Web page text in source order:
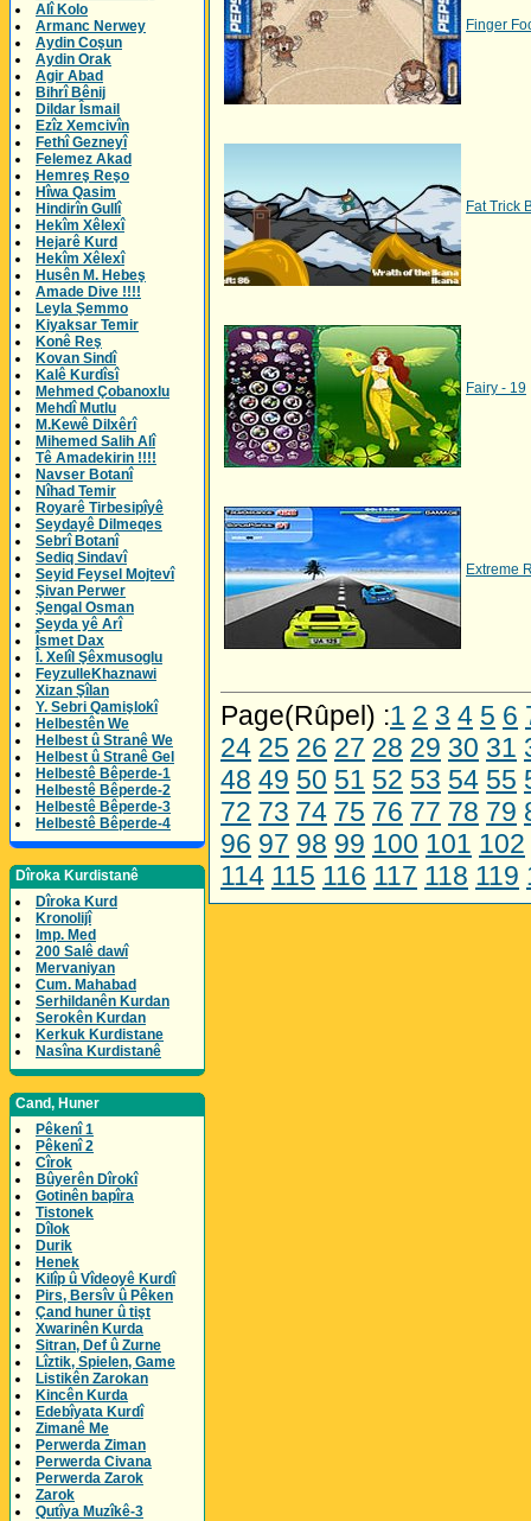
Alî Kolo
Armanc Nerwey
Aydin Coşun
Aydin Orak
Agir Abad
Bihrî Bênij
Dildar Îsmail
Ezîz Xemcivîn
Fethî Gezneyî
Felemez Akad
Hemreş Reşo
Hîwa Qasim
Hindirîn Gullî
Hekîm Xêlexî
Hejarê Kurd
Hekîm Xêlexî
Husên M. Hebeş
Amade Dive !!!!
Leyla Şemmo
Kiyaksar Temir
Konê Reş
Kovan Sindî
Kalê Kurdîsî
Mehmed Çobanoxlu
Mehdî Mutlu
M.Kewê Dilxêrî
Mihemed Salih Alî
Tê Amadekirin !!!!
Navser Botanî
Nîhad Temir
Royarê Tirbesipîyê
Seydayê Dilmeqes
Sebrî Botanî
Sediq Sindavî
Seyid Feysel Mojtevî
Şivan Perwer
Şengal Osman
Seyda yê Arî
Îsmet Dax
Î. Xelîl Şêxmusoglu
FeyzulleKhaznawi
Xizan Şîlan
Y. Sebri Qamişlokî
Helbestên We
Helbest û Stranê We
Helbest û Stranê Gel
Helbestê Bêperde-1
Helbestê Bêperde-2
Helbestê Bêperde-3
Helbestê Bêperde-4
Dîroka Kurdistanê
Dîroka Kurd
Kronolijî
Imp. Med
200 Salê dawî
Mervaniyan
Cum. Mahabad
Serhildanên Kurdan
Serokên Kurdan
Kerkuk Kurdistane
Nasîna Kurdistanê
Cand, Huner
Pêkenî 1
Pêkenî 2
Cîrok
Bûyerên Dîrokî
Gotinên bapîra
Tistonek
Dîlok
Durik
Henek
Kilîp û Vîdeoyê Kurdî
Pirs, Bersîv û Pêken
Çand huner û tişt
Xwarinên Kurda
Sitran, Def û Zurne
Lîztik, Spielen, Game
Listikên Zarokan
Kincên Kurda
Edebîyata Kurdî
Zimanê Me
Perwerda Ziman
Perwerda Civana
Perwerda Zarok
Zarok
Qutîya Muzîkê-3
Finger
Fat Trick
Fairy - 19
Extreme
Page(Rûpel) :1 2 3 4 5 6
24 25 26 27 28 29 30 31
48 49 50 51 52 53 54 55
72 73 74 75 76 77 78 79
96 97 98 99 100 101 102
114 115 116 117 118 119